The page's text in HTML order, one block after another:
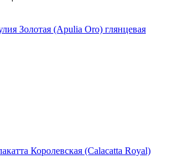
Золотая (Apulia Oro) глянцевая
Королевская (Calacatta Royal)